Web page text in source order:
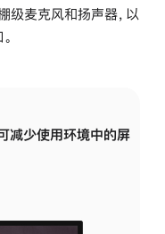
麦克风和扬声器，以
减少使用环境中的屏